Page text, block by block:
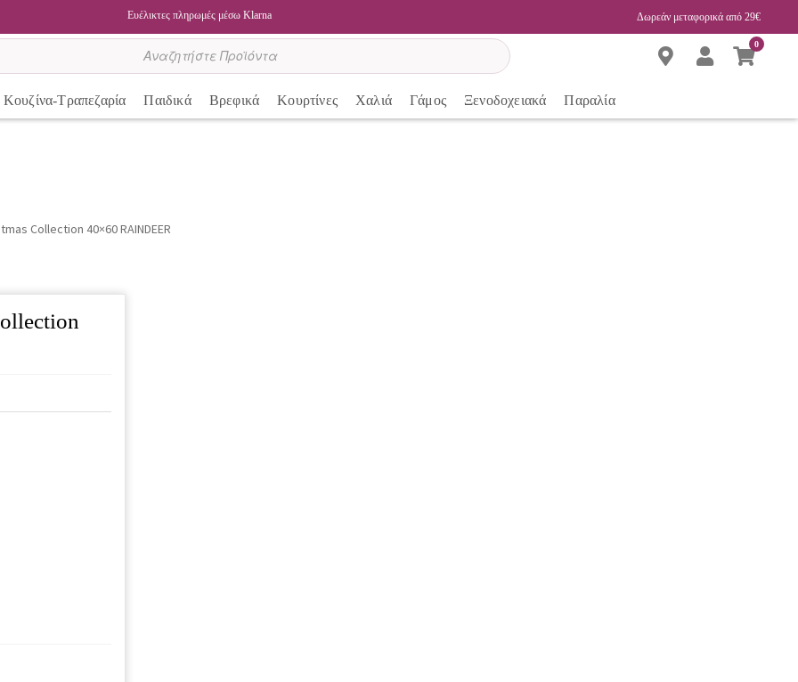
Ευέλικτες πληρωμές μέσω Klarna Δωρεάν μεταφορικά από 29€
0
Κουζίνα-Τραπεζαρία Παιδικά Βρεφικά Κουρτίνες Χαλιά Γάμος Ξενοδοχειακά Παραλία
Collection 40×60 RAINDEER